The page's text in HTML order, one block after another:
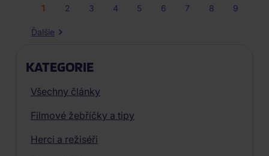
1 2 3 4 5 6 7 8 9
Ďalšie
KATEGORIE
Všechny články
Filmové žebříčky a tipy
Herci a režiséři